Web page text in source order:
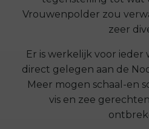
Vrouwenpolder zou
zeer
Er is werkelijk voor ieder
direct gelegen aan de
Meer mogen schaal-en
vis en zee